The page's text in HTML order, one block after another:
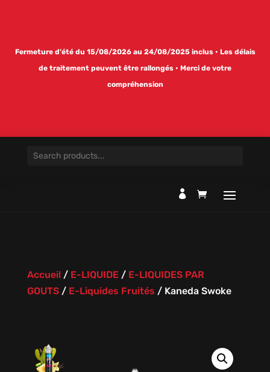
Fermeture d’été du 15/08/2026 au 24/08/2025 inclus • Les délais
de traitement peuvent être rallongés • Merci de votre
compréhension

Accueil/ E-LIQUIDE/ E-LIQUIDES PAR
GOUTS/ E-Liquides Fruités / Kaneda Swoke